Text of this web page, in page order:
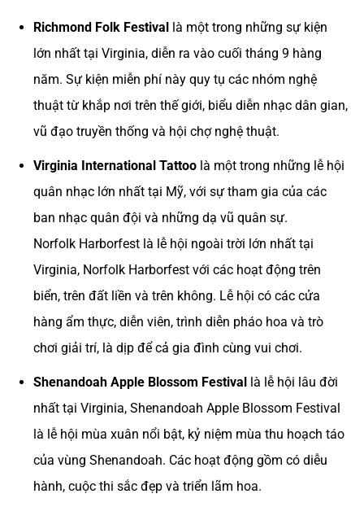
Richmond Folk Festival
là một trong những sự kiện
lớn nhất tại Virginia, diễn ra vào cuối tháng 9 hàng
năm. Sự kiện miễn phí này quy tụ các nhóm nghệ
thuật từ khắp nơi trên thế giới, biểu diễn nhạc dân gian,
vũ đạo truyền thống và hội chợ nghệ thuật.
Virginia International Tattoolà một trong những lễ hội
quân nhạc lớn nhất tại Mỹ, với sự tham gia của các
ban nhạc quân đội và những dạ vũ quân sự.
Norfolk Harborfest là lễ hội ngoài trời lớn nhất tại
Virginia, Norfolk Harborfest với các hoạt động trên
biển, trên đất liền và trên không. Lễ hội có các cửa
hàng ẩm thực, diễn viên, trình diễn pháo hoa và trò
chơi giải trí, là dịp để cả gia đình cùng vui chơi​.
Shenandoah Apple Blossom Festivallà lễ hội lâu đời
nhất tại Virginia, Shenandoah Apple Blossom Festival
là lễ hội mùa xuân nổi bật, kỷ niệm mùa thu hoạch táo
của vùng Shenandoah. Các hoạt động gồm có diễu
hành, cuộc thi sắc đẹp và triển lãm hoa.